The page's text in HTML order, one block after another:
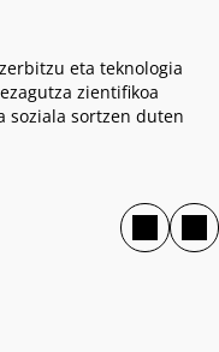
eta teknologia
zientifikoa
soziala sortzen duten